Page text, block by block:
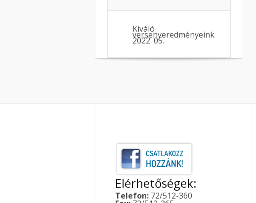
Kiváló
versenyeredményeink
2022. 05.
Elérhetőségek:
Telefon: 72/512-360